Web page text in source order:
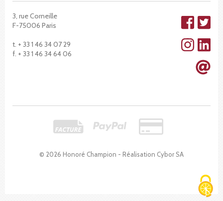
© 2026 Honoré Champion - Réalisation Cybor SA
3, rue Corneille
F-75006 Paris
t. + 33 1 46 34 07 29
f. + 33 1 46 34 64 06